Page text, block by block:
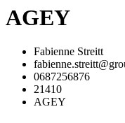
AGEY
Fabienne Streitt
0687256876
21410
AGEY